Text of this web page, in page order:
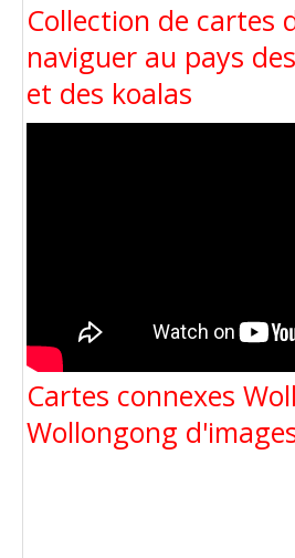
Collection de cartes
naviguer au pays
et des koalas
Cartes connexes
Wollongong